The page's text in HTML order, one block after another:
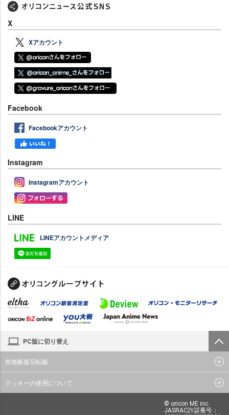
X
Xアカウント
Facebook
Facebookアカウント
Instagram
Instagramアカウント
LINE
LINEアカウントメディア
PC版に切り替え
禁無断複写転載
クッキーの使用について
© oricon ME inc.
JASRAC許諾番号：